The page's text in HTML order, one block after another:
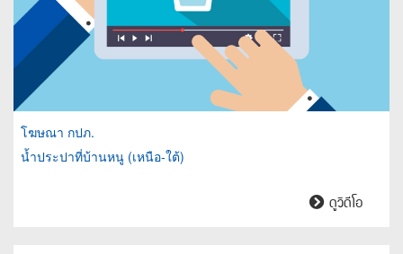
โฆษณา กปภ.
น้ำประปาที่บ้านหนู (เหนือ-ใต้)
ดูวิดีโอน้ำ